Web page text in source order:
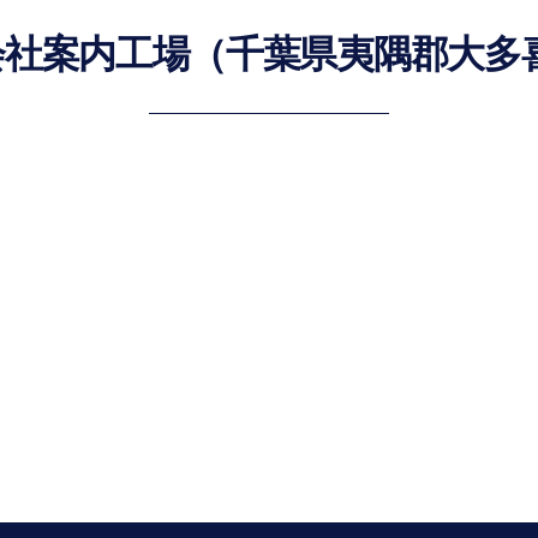
社案内工場（千葉県夷隅郡大多